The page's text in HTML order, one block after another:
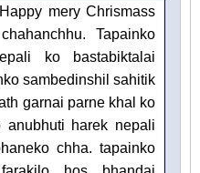
mery Chrismass
Tapainko
ko bastabiktalai
sambedinshil sahitik
garnai parne khal ko
anubhuti harek nepali
chha. tapainko